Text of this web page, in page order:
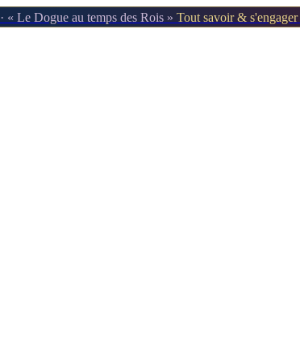
· « Le Dogue au temps des Rois » Tout savoir &